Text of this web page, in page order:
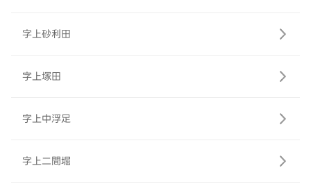
字上砂利田
字上塚田
字上中浮足
字上二間堀